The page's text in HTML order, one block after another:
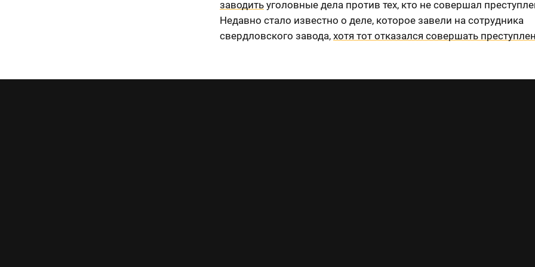
заводить уголовные дела против тех, кто не совершал
Недавно стало известно о деле, которое завели на сотрудника
свердловского завода, хотя тот отказался совершать